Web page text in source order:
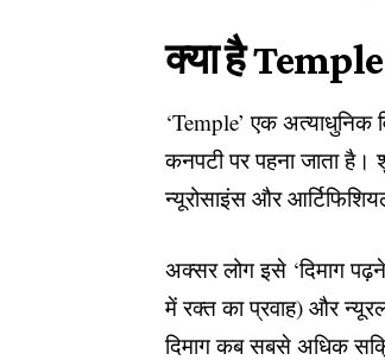
क्या है
‘Temple’ एक
कनपटी पर पहना जाता
न्यूरोसाइंस और
अक्सर लोग इसे ‘दिमाग
में रक्त का प्रवाह) और
दिमाग कब सबसे अधिक